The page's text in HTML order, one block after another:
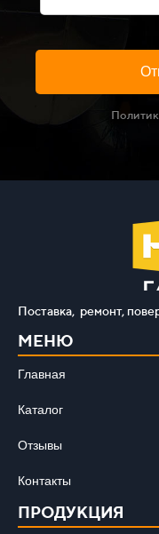
Поставка, ремонт,
МЕНЮ
Главная
Каталог
Отзывы
Контакты
ПРОДУКЦИЯ